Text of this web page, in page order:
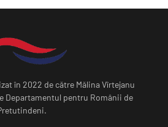
în 2022 de către Mălina Vîrtejanu
Departamentul pentru Românii de